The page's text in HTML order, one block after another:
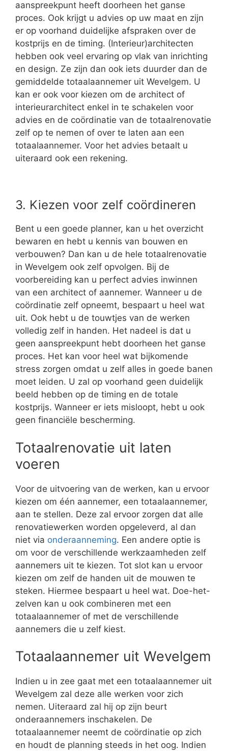
aanspreekpunt heeft doorheen het ganse
proces. Ook krijgt u advies op uw maat en zijn
er op voorhand duidelijke afspraken over de
kostprijs en de timing. (Interieur)architecten
hebben ook veel ervaring op vlak van inrichting
en design. Ze zijn dan ook iets duurder dan de
gemiddelde totaalaannemer uit Wevelgem. U
kan er ook voor kiezen om de architect of
interieurarchitect enkel in te schakelen voor
advies en de coördinatie van de totaalrenovatie
zelf op te nemen of over te laten aan een
totaalaannemer. Voor het advies betaalt u
uiteraard ook een rekening.
3. Kiezen voor zelf coördineren
Bent u een goede planner, kan u het overzicht
bewaren en hebt u kennis van bouwen en
verbouwen? Dan kan u de hele totaalrenovatie
in Wevelgem ook zelf opvolgen. Bij de
voorbereiding kan u perfect advies inwinnen
van een architect of aannemer. Wanneer u de
coördinatie zelf opneemt, bespaart u heel wat
uit. Ook hebt u de touwtjes van de werken
volledig zelf in handen. Het nadeel is dat u
geen aanspreekpunt hebt doorheen het ganse
proces. Het kan voor heel wat bijkomende
stress zorgen omdat u zelf alles in goede banen
moet leiden. U zal op voorhand geen duidelijk
beeld hebben op de timing en de totale
kostprijs. Wanneer er iets misloopt, hebt u ook
geen financiële bescherming.
Totaalrenovatie uit laten
voeren
Voor de uitvoering van de werken, kan u ervoor
kiezen om één aannemer, een totaalaannemer,
aan te stellen. Deze zal ervoor zorgen dat alle
renovatiewerken worden opgeleverd, al dan
niet via onderaanneming. Een andere optie is
om voor de verschillende werkzaamheden zelf
aannemers uit te kiezen. Tot slot kan u ervoor
kiezen om zelf de handen uit de mouwen te
steken. Hiermee bespaart u heel wat. Doe-het-
zelven kan u ook combineren met een
totaalaannemer of met de verschillende
aannemers die u zelf kiest.
Totaalaannemer uit Wevelgem
Indien u in zee gaat met een totaalaannemer uit
Wevelgem zal deze alle werken voor zich
nemen. Uiteraard zal hij op zijn beurt
onderaannemers inschakelen. De
totaalaannemer neemt de coördinatie op zich
en houdt de planning steeds in het oog. Indien